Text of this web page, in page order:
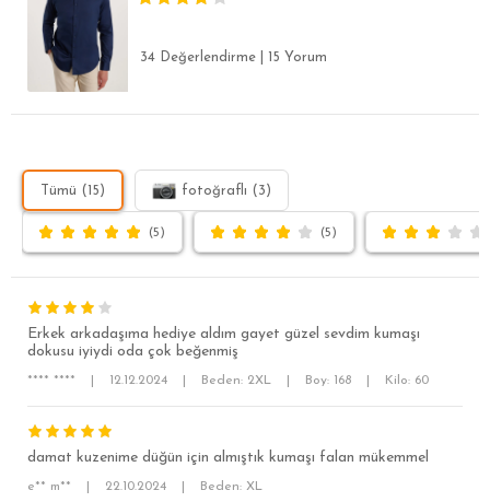
SÜPER SLİM FİT
MODERN SLİM FİT
34 Değerlendirme 15 Yorum
Tümü (15) fotoğraflı (3)
(5) (5)
Erkek arkadaşıma hediye aldım gayet güzel sevdim kumaşı
dokusu iyiydi oda çok beğenmiş
**** **** 12.12.2024 Beden: 2XL Boy: 168 Kilo: 60
damat kuzenime düğün için almıştık kumaşı falan mükemmel
e** m** 22.10.2024 Beden: XL